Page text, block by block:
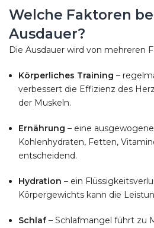
Welche Faktoren
Ausdauer?
Die Ausdauer wird von mehreren
Körperliches Training –
verbessert die Effizienz des
der Muskeln.
Ernährung – eine
Kohlenhydraten, Fetten,
entscheidend.
Hydration – ein
Körpergewichts kann die
Schlaf– Schlafmangel führt zu